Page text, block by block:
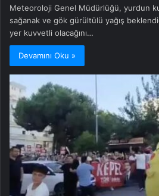
Meteoroloji Genel Müdürlüğü, yurdun
sağanak ve gök gürültülü yağış
yer kuvvetli olacağını…
Devamını Oku »